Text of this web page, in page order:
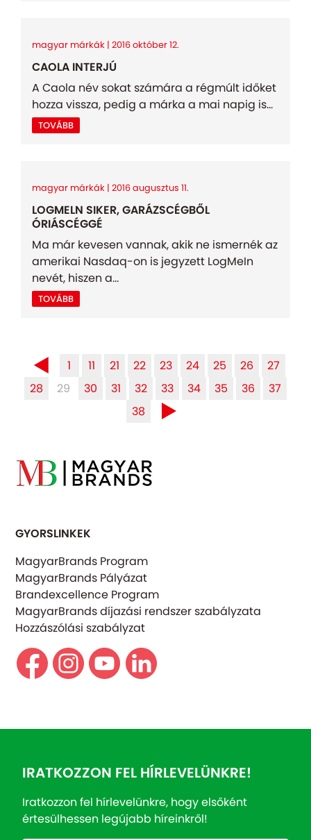
magyar márkák | 2016 október 12.
CAOLA INTERJÚ
A Caola név sokat számára a régmúlt időket
hozza vissza, pedig a márka a mai napig is...
TOVÁBB
magyar márkák | 2016 augusztus 11.
LOGMELN SIKER, GARÁZSCÉGBŐL
ÓRIÁSCÉGGÉ
Ma már kevesen vannak, akik ne ismernék az
amerikai Nasdaq-on is jegyzett LogMeIn
nevét, hiszen a...
TOVÁBB
1 11 21 22 23 24 25 26
27
28
29 30 31 32 33 34 35 36
37
38
GYORSLINKEK
MagyarBrands Program
MagyarBrands Pályázat
Brandexcellence Program
MagyarBrands díjazási rendszer szabályzata
Hozzászólási szabályzat
IRATKOZZON FEL HÍRLEVELÜNKRE!
Iratkozzon fel hírlevelünkre, hogy elsőként
értesülhessen legújabb híreinkről!